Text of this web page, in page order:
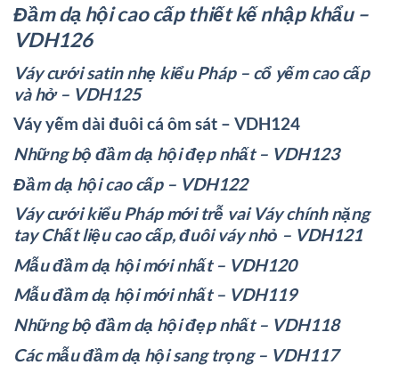
Đầm dạ hội cao cấp thiết kế nhập khẩu –
VDH126
Váy cưới satin nhẹ kiểu Pháp – cổ yếm cao cấp
và hở – VDH125
Váy yếm dài đuôi cá ôm sát – VDH124
Những bộ đầm dạ hội đẹp nhất – VDH123
Đầm dạ hội cao cấp – VDH122
Váy cưới kiểu Pháp mới trễ vai Váy chính nặng
tay Chất liệu cao cấp, đuôi váy nhỏ – VDH121
Mẫu đầm dạ hội mới nhất – VDH120
Mẫu đầm dạ hội mới nhất – VDH119
Những bộ đầm dạ hội đẹp nhất – VDH118
Các mẫu đầm dạ hội sang trọng – VDH117